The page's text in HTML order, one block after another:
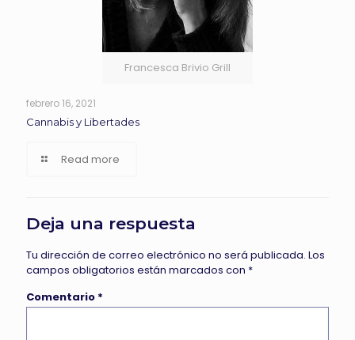
Francesca Brivio Grill
febrero 16, 2021
Cannabis y Libertades
Read more
Deja una respuesta
Tu dirección de correo electrónico no será publicada. Los
campos obligatorios están marcados con *
Comentario *